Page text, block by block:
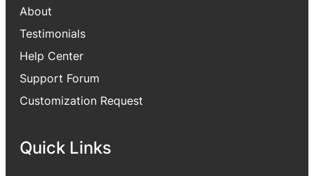
About
Testimonials
Help Center
Support Forum
Customization Request
Quick Links